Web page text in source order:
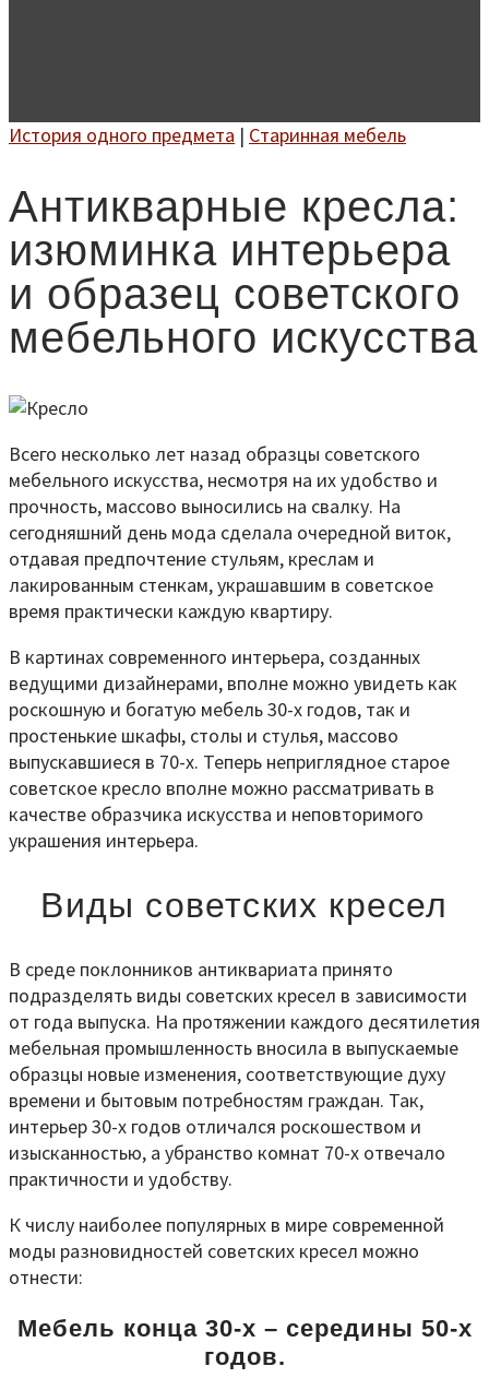
История одного предмета | Старинная мебель
Антикварные кресла:
изюминка интерьера
и образец советского
мебельного искусства
Всего несколько лет назад образцы советского
мебельного искусства, несмотря на их удобство и
прочность, массово выносились на свалку. На
сегодняшний день мода сделала очередной виток,
отдавая предпочтение стульям, креслам и
лакированным стенкам, украшавшим в советское
время практически каждую квартиру.
В картинах современного интерьера, созданных
ведущими дизайнерами, вполне можно увидеть как
роскошную и богатую мебель 30-х годов, так и
простенькие шкафы, столы и стулья, массово
выпускавшиеся в 70-х. Теперь неприглядное старое
советское кресло вполне можно рассматривать в
качестве образчика искусства и неповторимого
украшения интерьера.
Виды советских кресел
В среде поклонников антиквариата принято
подразделять виды советских кресел в зависимости
от года выпуска. На протяжении каждого десятилетия
мебельная промышленность вносила в выпускаемые
образцы новые изменения, соответствующие духу
времени и бытовым потребностям граждан. Так,
интерьер 30-х годов отличался роскошеством и
изысканностью, а убранство комнат 70-х отвечало
практичности и удобству.
К числу наиболее популярных в мире современной
моды разновидностей советских кресел можно
отнести:
Мебель конца 30-х – середины 50-х
годов.